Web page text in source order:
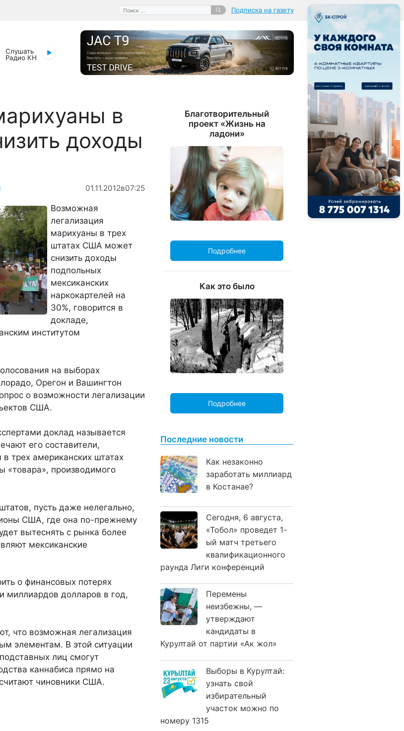
Поиск: Подписка на газету
Слушать
Радио КН
в
доходы
01.11.2012в07:25
Возможная
легализация
марихуаны в трех
штатах США может
снизить доходы
подпольных
мексиканских
наркокартелей на
30%, говорится в
докладе,
институтом
на выборах
Орегон и Вашингтон
о возможности легализации
США.
доклад называется
его составители,
трех американских штатах
«товара», производимого
пусть даже нелегально,
США, где она по-прежнему
вытеснять с рынка более
мексиканские
о финансовых потерях
миллиардов долларов в год,
что возможная легализация
элементам. В этой ситуации
лиц смогут
каннабиса прямо на
чиновники США.
Благотворительный
проект «Жизнь на
ладони»
Подробнее
Как это было
Подробнее
Последние новости
Как незаконно
заработать миллиард
в Костанае?
Сегодня, 6 августа,
«Тобол» проведет 1-
ый матч третьего
квалификационного
раунда Лиги конференций
Перемены
неизбежны, —
утверждают
кандидаты в
Курултай от партии «Ак жол»
Выборы в Курултай:
узнать свой
избирательный
участок можно по
номеру 1315